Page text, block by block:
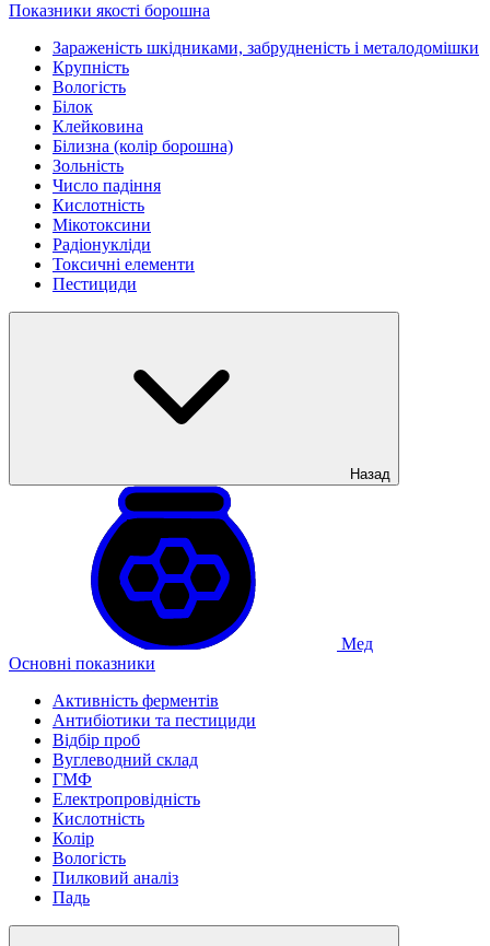
Показники якості борошна
Зараженість шкідниками, забрудненість і металодомішки
Крупність
Вологість
Білок
Клейковина
Білизна (колір борошна)
Зольність
Число падіння
Кислотність
Мікотоксини
Радіонукліди
Токсичні елементи
Пестициди
Назад
Мед
Основні показники
Активність ферментів
Антибіотики та пестициди
Відбір проб
Вуглеводний склад
ГМФ
Електропровідність
Кислотність
Колір
Вологість
Пилковий аналіз
Падь